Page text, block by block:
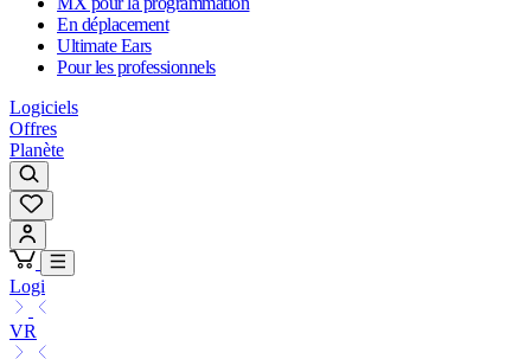
En déplacement
Ultimate Ears
Pour les professionnels
Logiciels
Offres
Planète
Logi
VR